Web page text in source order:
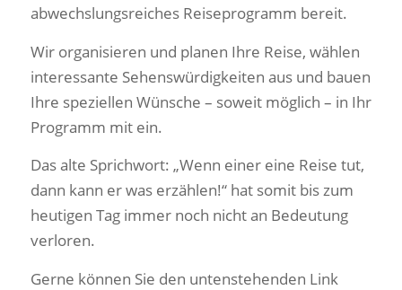
abwechslungsreiches Reiseprogramm bereit.
Wir organisieren und planen Ihre Reise, wählen
interessante Sehenswürdigkeiten aus und bauen
Ihre speziellen Wünsche – soweit möglich – in Ihr
Programm mit ein.
Das alte Sprichwort: „Wenn einer eine Reise tut,
dann kann er was erzählen!“ hat somit bis zum
heutigen Tag immer noch nicht an Bedeutung
verloren.
Gerne können Sie den untenstehenden Link